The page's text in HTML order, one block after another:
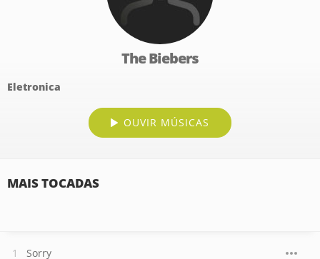
The Biebers
Eletronica
OUVIR MÚSICAS
MAIS TOCADAS
Sorry